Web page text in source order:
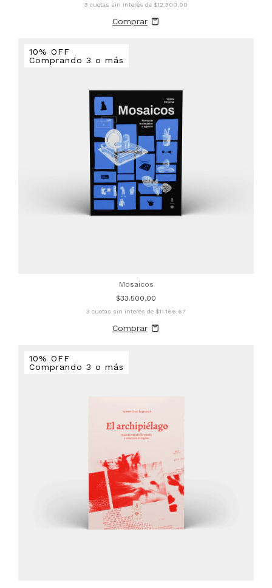
3 cuotas sin interés de $12.300,00
10% OFF
Comprando 3 o más
Mosaicos
$33.500,00
3 cuotas sin interés de $11.166,67
10% OFF
Comprando 3 o más